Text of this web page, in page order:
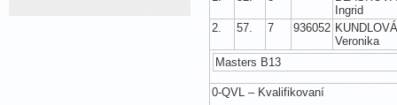
Ingrid
2.
57. 7 936052 KUNDLOVÁ
Veronika
Masters B13
0-QVL – Kvalifikovaní